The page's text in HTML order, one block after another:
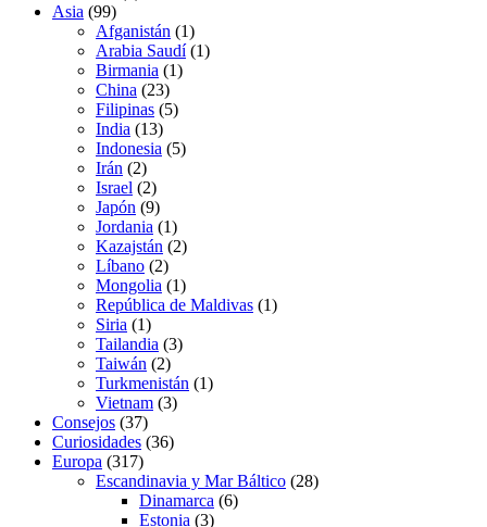
Asia (99)
Afganistán (1)
Arabia Saudí(1)
Birmania (1)
China (23)
Filipinas (5)
India (13)
Indonesia (5)
Irán (2)
Israel (2)
Japón (9)
Jordania (1)
Kazajstán (2)
Líbano (2)
Mongolia (1)
República de Maldivas (1)
Siria (1)
Tailandia (3)
Taiwán (2)
Turkmenistán (1)
Vietnam (3)
Consejos (37)
Curiosidades (36)
Europa (317)
Escandinavia y Mar Báltico (28)
Dinamarca (6)
Estonia (3)